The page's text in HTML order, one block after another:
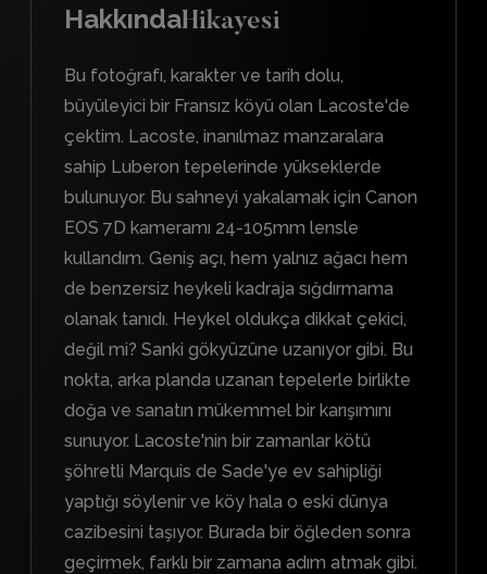
HakkındaHikayesi
Bu fotoğrafı, karakter ve tarih dolu,
büyüleyici bir Fransız köyü olan Lacoste'de
çektim. Lacoste, inanılmaz manzaralara
sahip Luberon tepelerinde yükseklerde
bulunuyor. Bu sahneyi yakalamak için Canon
EOS 7D kameramı 24-105mm lensle
kullandım. Geniş açı, hem yalnız ağacı hem
de benzersiz heykeli kadraja sığdırmama
olanak tanıdı. Heykel oldukça dikkat çekici,
değil mi? Sanki gökyüzüne uzanıyor gibi. Bu
nokta, arka planda uzanan tepelerle birlikte
doğa ve sanatın mükemmel bir karışımını
sunuyor. Lacoste'nin bir zamanlar kötü
şöhretli Marquis de Sade'ye ev sahipliği
yaptığı söylenir ve köy hala o eski dünya
cazibesini taşıyor. Burada bir öğleden sonra
geçirmek, farklı bir zamana adım atmak gibi.